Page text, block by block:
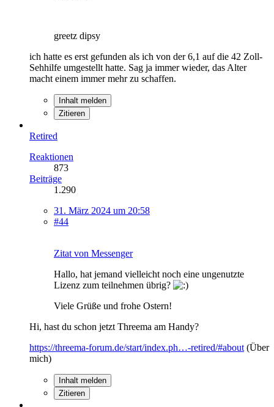
greetz dipsy
ich hatte es erst gefunden als ich von der 6,1 auf die 42 Zoll-
Sehhilfe umgestellt hatte. Sag ja immer wieder, das Alter
macht einem immer mehr zu schaffen.
Inhalt melden
Zitieren
Retired
Reaktionen
873
Beiträge
1.290
31. März 2024 um 20:58
#44
Zitat von Messenger
Hallo, hat jemand vielleicht noch eine ungenutzte
Lizenz zum teilnehmen übrig?
Viele Grüße und frohe Ostern!
Hi, hast du schon jetzt Threema am Handy?
https://threema-forum.de/start/index.ph…-retired/#about (Über
mich)
Inhalt melden
Zitieren